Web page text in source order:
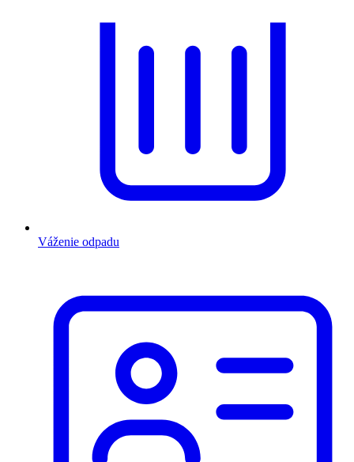
Váženie odpadu